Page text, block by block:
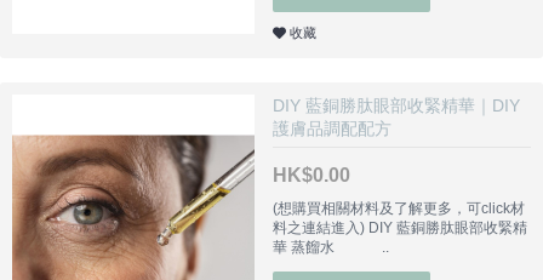
收藏
DIY 藍銅勝肽眼部收緊精華｜DIY
護膚品調配配方
HK$0.00
(想購買相關材料及了解更多，可click材
料之連結進入) DIY 藍銅勝肽眼部收緊精
華 蒸餾水 ..